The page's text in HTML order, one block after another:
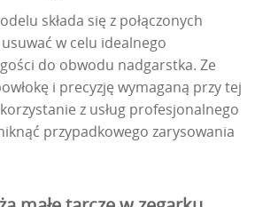
składa się z połączonych
w celu idealnego
do obwodu nadgarstka. Ze
i precyzję wymaganą przy tej
z usług profesjonalnego
przypadkowego zarysowania